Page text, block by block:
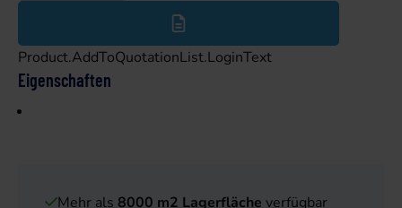
Product.AddToQuotationList.LoginText
Eigenschaften
Mehr als 8000 m2 Lagerfläche verfügbar